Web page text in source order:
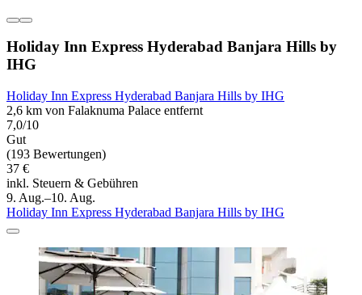
Holiday Inn Express Hyderabad Banjara Hills by
IHG
Holiday Inn Express Hyderabad Banjara Hills by IHG
2,6 km von Falaknuma Palace entfernt
7,0/10
Gut
(193 Bewertungen)
37 €
inkl. Steuern & Gebühren
9. Aug.–10. Aug.
Holiday Inn Express Hyderabad Banjara Hills by IHG